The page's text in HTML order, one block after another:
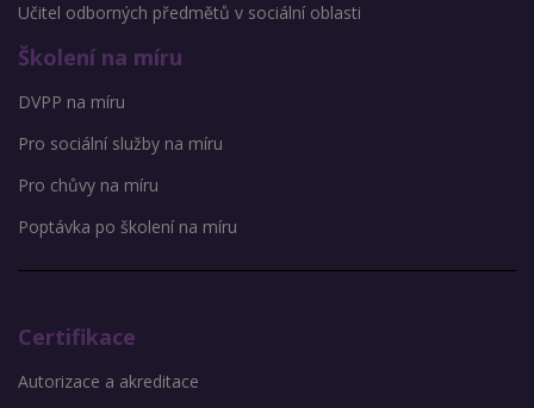
Učitel odborných předmětů v sociální oblasti
Školení na míru
DVPP na míru
Pro sociální služby na míru
Pro chůvy na míru
Poptávka po školení na míru
Certifikace
Autorizace a akreditace